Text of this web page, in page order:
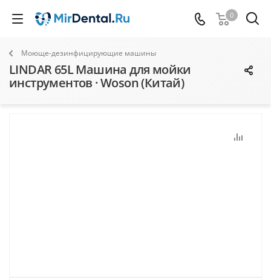
0
Моюще-дезинфицирующие машины
LINDAR 65L Машина для мойки
инструментов · Woson (Китай)